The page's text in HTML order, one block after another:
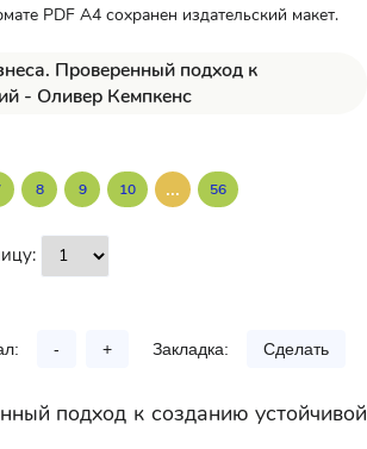
PDF A4 сохранен издательский макет.
Проверенный подход к
- Оливер Кемпкенс
8 9 10 ... 56
- + Закладка: Сделать
подход к созданию устойчивой